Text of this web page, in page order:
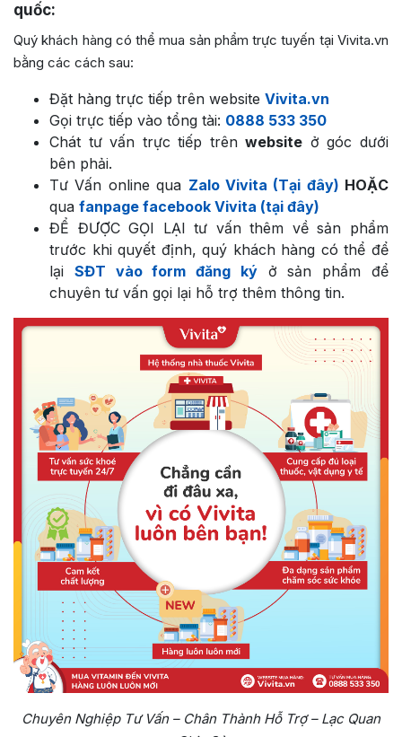
quốc:
Quý khách hàng có thể mua sản phẩm trực tuyến tại Vivita.vn
bằng các cách sau:
Đặt hàng trực tiếp trên website Vivita.vn
Gọi trực tiếp vào tổng tài: 0888 533 350
Chát tư vấn trực tiếp trênwebsite ở góc dưới
bên phải.
Tư Vấn online qua Zalo Vivita (Tại đây) HOẶC
qua fanpage facebook Vivita (tại đây)
ĐỂ ĐƯỢC GỌI LẠI tư vấn thêm về sản phẩm
trước khi quyết định, quý khách hàng có thể để
lại SĐT vào form đăng kýở sản phẩm để
chuyên tư vấn gọi lại hỗ trợ thêm thông tin.
Chuyên Nghiệp Tư Vấn – Chân Thành Hỗ Trợ – Lạc Quan